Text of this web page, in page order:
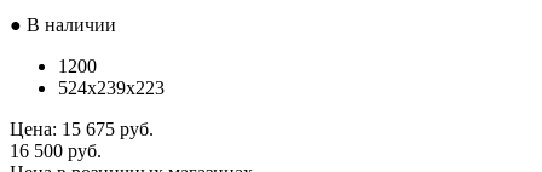
● В наличии
1200
524x239x223
Цена: 15 675 руб.
16 500 руб.